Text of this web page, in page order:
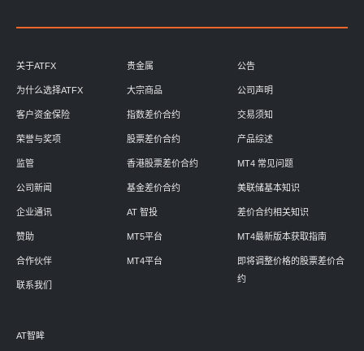
关于ATFX
为什么选择ATFX
客户资金保险
荣誉与奖项
监管
公司新闻
企业通讯
赞助
合作伙伴
联系我们
贵金属
大宗商品
指数差价合约
股票差价合约
香港股票差价合约
基金差价合约
AT 智投
MT5平台
MT4平台
公告
公司声明
交易须知
产品综述
MT4 常见问题
美联储基本知识
差价合约相关知识
MT4最新版本获取指南
即将调整价格的股票差价合
约
AT智眸